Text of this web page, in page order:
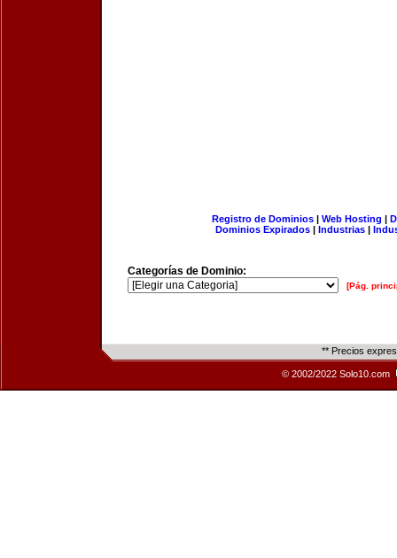
Registro de Dominios| Web Hosting |
Dominios Expirados | Industrias |
Categorías de Dominio:
[Pág.
** Precios
© 2002/2022 Solo10.com